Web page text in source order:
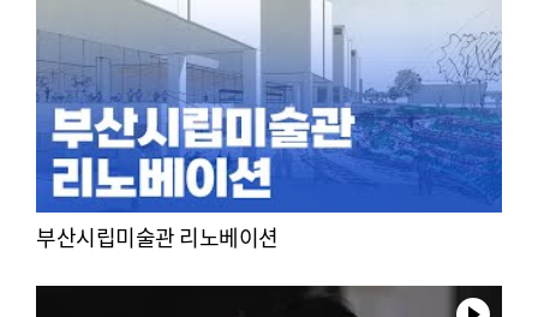
부산시립미술관 리노베이션